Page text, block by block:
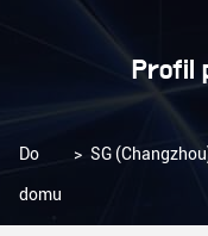
Profil
Do
domu
>